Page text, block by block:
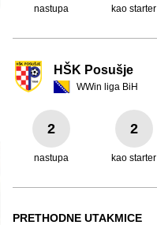
nastupa kao starter
HŠK Posušje
WWin liga BiH
2
nastupa
2
kao starter
PRETHODNE UTAKMICE